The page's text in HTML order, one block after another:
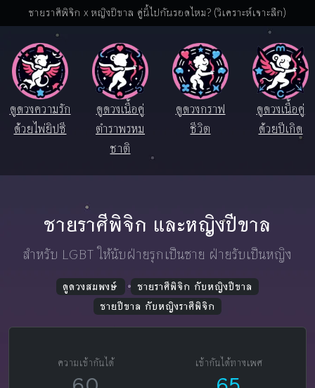
ชายราศีพิจิก x หญิงปีขาล คู่นี้ไปกันรอดไหม? (วิเคราะห์เจาะลึก)
ดูดวงความรัก
ด้วยไพ่ยิปซี
ดูดวงเนื้อคู่
ตำราพรหม
ชาติ
ดูดวงกราฟ
ชีวิต
ดูดวงเนื้อคู่
ด้วยปีเกิด
ชายราศีพิจิก และหญิงปีขาล
สำหรับ LGBT ให้นับฝ่ายรุกเป็นชาย ฝ่ายรับเป็นหญิง
ดูดวงสมพงษ์
ชายราศีพิจิก กับหญิงปีขาล
ชายปีขาล กับหญิงราศีพิจิก
ความเข้ากันได้ เข้ากันได้ทางเพศ